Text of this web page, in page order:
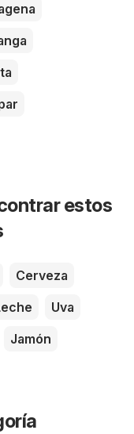
estos
Cerveza
Uva
Jamón